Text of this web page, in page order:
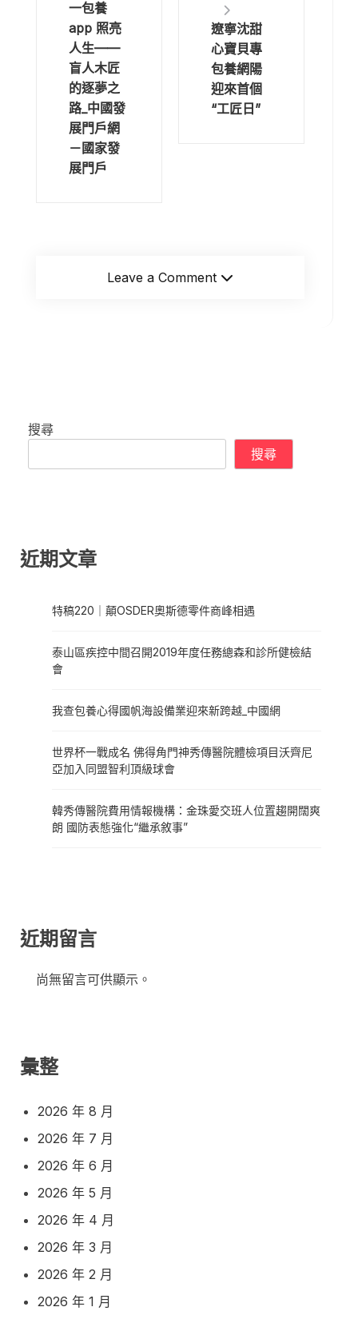
一包養
app 照亮
人生——
盲人木匠
的逐夢之
路_中國發
展門戶網
－國家發
展門戶
遼寧沈甜
心寶貝專
包養網陽
迎來首個
“工匠日”
Leave a Comment
搜尋
搜尋
近期文章
特稿220｜顛OSDER奧斯德零件商峰相遇
泰山區疾控中間召開2019年度任務總森和診所健檢結
會
我查包養心得國帆海設備業迎來新跨越_中國網
世界杯一戰成名 佛得角門神秀傳醫院體檢項目沃齊尼
亞加入同盟智利頂級球會
韓秀傳醫院費用情報機構：金珠愛交班人位置趨開闊爽
朗 國防表態強化“繼承敘事”
近期留言
尚無留言可供顯示。
彙整
2026 年 8 月
2026 年 7 月
2026 年 6 月
2026 年 5 月
2026 年 4 月
2026 年 3 月
2026 年 2 月
2026 年 1 月